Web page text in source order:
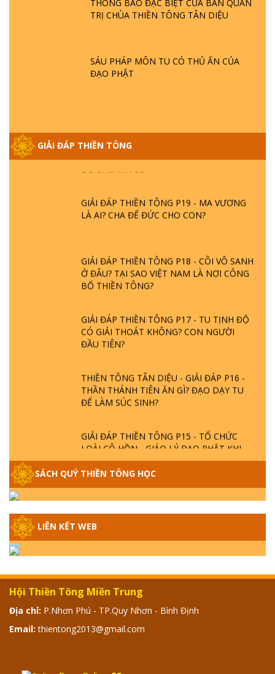
THÔNG BÁO ĐẶC BIỆT CỦA BAN QUẢN
TRỊ CHÙA THIỀN TÔNG TÂN DIỆU
SÁU PHÁP MÔN TU CÓ THỦ ẤN CỦA
ĐẠO PHẬT
GIẢI ĐÁP THIỀN TÔNG
GIẢI ĐÁP THIỀN TÔNG ĐẶC BIỆT P21 - TẠI
GIẢI ĐÁP VỀ LỄ TIỄN THIỀN TÔNG SƯ
GIẢI ĐÁP THIỀN TÔNG ĐẶC BIỆT PHẦN 20
- BÁC NGUYỄN NHÂN LÀ AI? PHIỀN NÃO
GIẢI ĐÁP THIỀN TÔNG P19 - MA VƯƠNG
LÀ AI? CHA ĐỂ ĐỨC CHO CON?
GIẢI ĐÁP THIỀN TÔNG P18 - CÕI VÔ SANH
Ở ĐÂU? TẠI SAO VIỆT NAM LÀ NƠI CÔNG
BỐ THIỀN TÔNG?
GIẢI ĐÁP THIỀN TÔNG P17 - TU TỊNH ĐỘ
CÓ GIẢI THOÁT KHÔNG? CON NGƯỜI
ĐẦU TIÊN?
THIỀN TÔNG TÂN DIỆU - GIẢI ĐÁP P16 -
THẦN THÁNH TIÊN ĂN GÌ? ĐẠO DẠY TU
ĐỂ LÀM SÚC SINH?
GIẢI ĐÁP THIỀN TÔNG P15 - TỔ CHỨC
LOÀI CÔ HỒN - GIÁO LÝ ĐẠO PHẬT KHI
GIẢI ĐÁP THIỀN TÔNG ĐẶC BIỆT - P14 -
NGUỒN GỐC ÂM LỊCH DƯƠNG LỊCH -
TẦNG BÌNH LƯU LỚN ĐẾN ĐÂU
KHÔNG? XÁ LỢI PHẬT THẬT - GIẢ | TTTD
GIẢI ĐÁP THIỀN TÔNG ĐẶC BIỆT - P12 -
SỰ THẬT VỀ ĐẠI HỒNG THỦY? TRỜI ĐÁNH
THÁNH ĐÂM THẦN VẶN HỌNG?
SÁCH QUÝ THIỀN TÔNG HỌC
LIÊN KẾT WEB
Hội Thiền Tông Miền Trung
Địa chỉ: P.Nhơn Phú - TP.Quy Nhơn - Bình Định
Email: thientong2013@gmail.com